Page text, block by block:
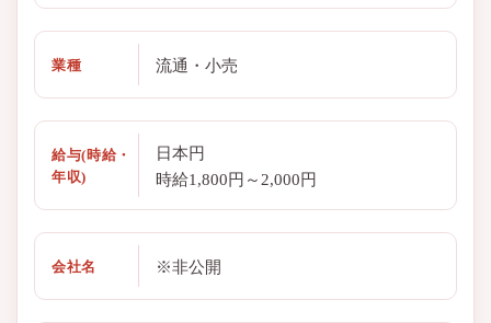
業種 流通・小売
給与(時給・
年収)
日本円
時給1,800円～2,000円
会社名 ※非公開